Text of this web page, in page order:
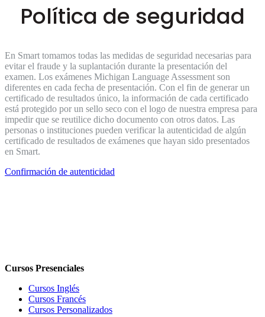
Política de seguridad
En Smart tomamos todas las medidas de seguridad necesarias para
evitar el fraude y la suplantación durante la presentación del
examen. Los exámenes Michigan Language Assessment son
diferentes en cada fecha de presentación. Con el fin de generar un
certificado de resultados único, la información de cada certificado
está protegido por un sello seco con el logo de nuestra empresa para
impedir que se reutilice dicho documento con otros datos. Las
personas o instituciones pueden verificar la autenticidad de algún
certificado de resultados de exámenes que hayan sido presentados
en Smart.
Confirmación de autenticidad
Cursos Presenciales
Cursos Inglés
Cursos Francés
Cursos Personalizados